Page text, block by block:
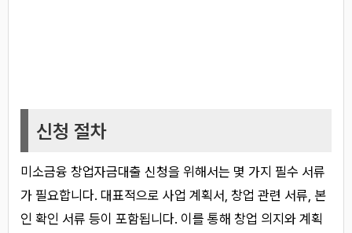
신청 절차
미소금융 창업자금대출 신청을 위해서는 몇 가지 필수 서류
가 필요합니다. 대표적으로 사업 계획서, 창업 관련 서류, 본
인 확인 서류 등이 포함됩니다. 이를 통해 창업 의지와 계획